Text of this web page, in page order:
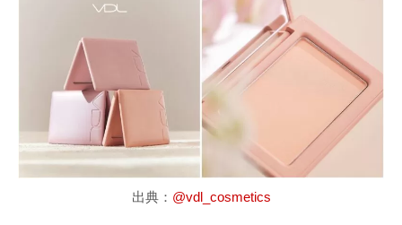
出典： @vdl_cosmetics